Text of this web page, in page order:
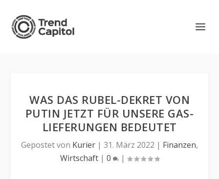
WAS DAS RUBEL-DEKRET VON
PUTIN JETZT FÜR UNSERE GAS-
LIEFERUNGEN BEDEUTET
Gepostet von Kurier | 31. März 2022 | Finanzen,
Wirtschaft| 0 |